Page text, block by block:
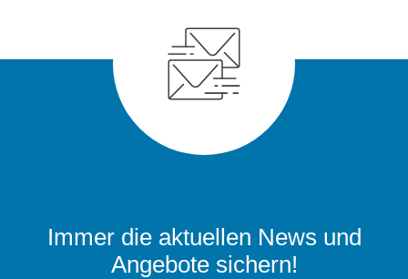
Immer die aktuellen News und
Angebote sichern!